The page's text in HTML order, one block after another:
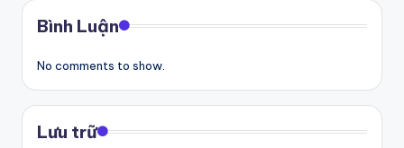
tr
n
g
m
Bình Luận
No comments to show.
Lưu trữ